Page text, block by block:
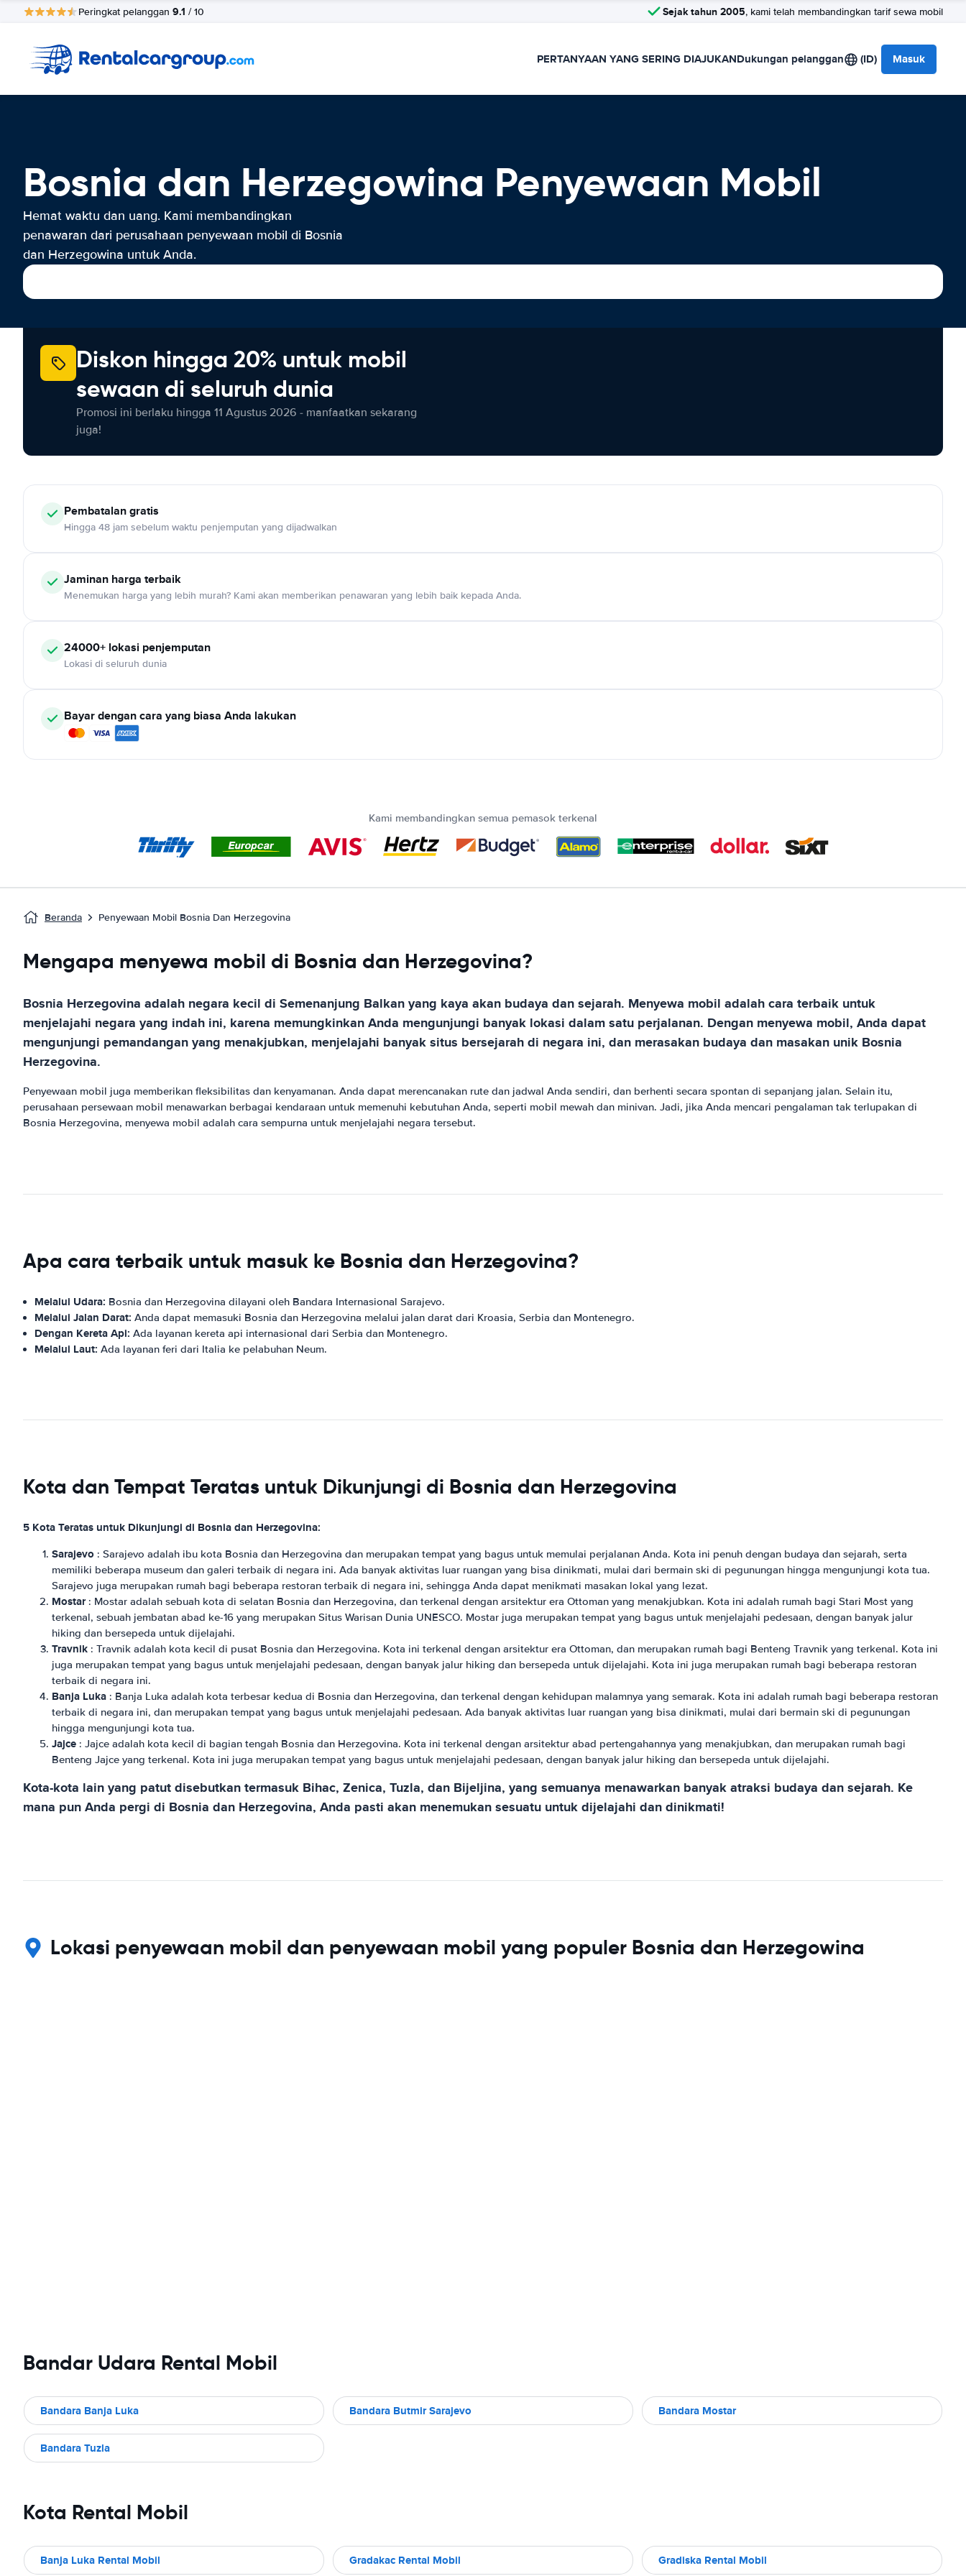
Peringkat pelanggan 9.1 / 10 Sejak tahun 2005, kami telah membandingkan tarif sewa mobil
PERTANYAAN YANG SERING DIAJUKANDukungan pelanggan (ID) Masuk
Bosnia dan Herzegowina Penyewaan Mobil
Hemat waktu dan uang. Kami membandingkan
penawaran dari perusahaan penyewaan mobil di Bosnia
dan Herzegowina untuk Anda.
Diskon hingga 20% untuk mobil
sewaan di seluruh dunia
Promosi ini berlaku hingga 11 Agustus 2026 - manfaatkan sekarang
juga!
Pembatalan gratis
Hingga 48 jam sebelum waktu penjemputan yang dijadwalkan
Jaminan harga terbaik
Menemukan harga yang lebih murah? Kami akan memberikan penawaran yang lebih baik kepada Anda.
24000+ lokasi penjemputan
Lokasi di seluruh dunia
Bayar dengan cara yang biasa Anda lakukan
Kami membandingkan semua pemasok terkenal
Beranda Penyewaan Mobil Bosnia Dan Herzegovina
Mengapa menyewa mobil di Bosnia dan Herzegovina?
Bosnia Herzegovina adalah negara kecil di Semenanjung Balkan yang kaya akan budaya dan sejarah. Menyewa mobil adalah cara terbaik untuk
menjelajahi negara yang indah ini, karena memungkinkan Anda mengunjungi banyak lokasi dalam satu perjalanan. Dengan menyewa mobil, Anda dapat
mengunjungi pemandangan yang menakjubkan, menjelajahi banyak situs bersejarah di negara ini, dan merasakan budaya dan masakan unik Bosnia
Herzegovina.
Penyewaan mobil juga memberikan fleksibilitas dan kenyamanan. Anda dapat merencanakan rute dan jadwal Anda sendiri, dan berhenti secara spontan di sepanjang jalan. Selain itu,
perusahaan persewaan mobil menawarkan berbagai kendaraan untuk memenuhi kebutuhan Anda, seperti mobil mewah dan minivan. Jadi, jika Anda mencari pengalaman tak terlupakan di
Bosnia Herzegovina, menyewa mobil adalah cara sempurna untuk menjelajahi negara tersebut.
Apa cara terbaik untuk masuk ke Bosnia dan Herzegovina?
Melalui Udara: Bosnia dan Herzegovina dilayani oleh Bandara Internasional Sarajevo.
Melalui Jalan Darat: Anda dapat memasuki Bosnia dan Herzegovina melalui jalan darat dari Kroasia, Serbia dan Montenegro.
Dengan Kereta Api: Ada layanan kereta api internasional dari Serbia dan Montenegro.
Melalui Laut: Ada layanan feri dari Italia ke pelabuhan Neum.
Kota dan Tempat Teratas untuk Dikunjungi di Bosnia dan Herzegovina
5 Kota Teratas untuk Dikunjungi di Bosnia dan Herzegovina:
Sarajevo : Sarajevo adalah ibu kota Bosnia dan Herzegovina dan merupakan tempat yang bagus untuk memulai perjalanan Anda. Kota ini penuh dengan budaya dan sejarah, serta
memiliki beberapa museum dan galeri terbaik di negara ini. Ada banyak aktivitas luar ruangan yang bisa dinikmati, mulai dari bermain ski di pegunungan hingga mengunjungi kota tua.
Sarajevo juga merupakan rumah bagi beberapa restoran terbaik di negara ini, sehingga Anda dapat menikmati masakan lokal yang lezat.
Mostar: Mostar adalah sebuah kota di selatan Bosnia dan Herzegovina, dan terkenal dengan arsitektur era Ottoman yang menakjubkan. Kota ini adalah rumah bagi Stari Most yang
terkenal, sebuah jembatan abad ke-16 yang merupakan Situs Warisan Dunia UNESCO. Mostar juga merupakan tempat yang bagus untuk menjelajahi pedesaan, dengan banyak jalur
hiking dan bersepeda untuk dijelajahi.
Travnik : Travnik adalah kota kecil di pusat Bosnia dan Herzegovina. Kota ini terkenal dengan arsitektur era Ottoman, dan merupakan rumah bagi Benteng Travnik yang terkenal. Kota ini
juga merupakan tempat yang bagus untuk menjelajahi pedesaan, dengan banyak jalur hiking dan bersepeda untuk dijelajahi. Kota ini juga merupakan rumah bagi beberapa restoran
terbaik di negara ini.
Banja Luka : Banja Luka adalah kota terbesar kedua di Bosnia dan Herzegovina, dan terkenal dengan kehidupan malamnya yang semarak. Kota ini adalah rumah bagi beberapa restoran
terbaik di negara ini, dan merupakan tempat yang bagus untuk menjelajahi pedesaan. Ada banyak aktivitas luar ruangan yang bisa dinikmati, mulai dari bermain ski di pegunungan
hingga mengunjungi kota tua.
Jajce : Jajce adalah kota kecil di bagian tengah Bosnia dan Herzegovina. Kota ini terkenal dengan arsitektur abad pertengahannya yang menakjubkan, dan merupakan rumah bagi
Benteng Jajce yang terkenal. Kota ini juga merupakan tempat yang bagus untuk menjelajahi pedesaan, dengan banyak jalur hiking dan bersepeda untuk dijelajahi.
Kota-kota lain yang patut disebutkan termasuk Bihac, Zenica, Tuzla, dan Bijeljina, yang semuanya menawarkan banyak atraksi budaya dan sejarah. Ke
mana pun Anda pergi di Bosnia dan Herzegovina, Anda pasti akan menemukan sesuatu untuk dijelajahi dan dinikmati!
Lokasi penyewaan mobil dan penyewaan mobil yang populer Bosnia dan Herzegowina
Bandar Udara Rental Mobil
Bandara Banja Luka Bandara Butmir Sarajevo Bandara Mostar
Bandara Tuzla
Kota Rental Mobil
Banja Luka Rental Mobil Gradakac Rental Mobil Gradiska Rental Mobil